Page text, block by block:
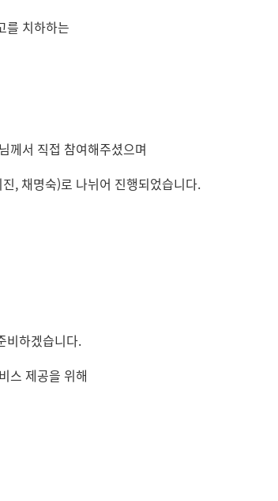
를 치하하는
께서 직접 참여해주셨으며
, 채명숙)로 나뉘어 진행되었습니다.
비하겠습니다.
스 제공을 위해